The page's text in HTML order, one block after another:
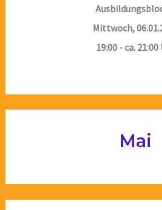
Mittwoch,
19:00 - ca. 21:00
Mai